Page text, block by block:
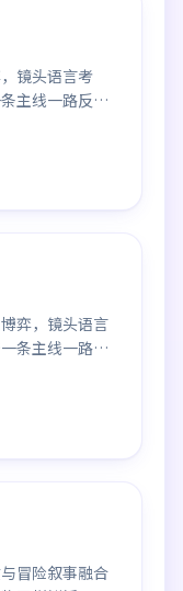
镜头语言考
主线一路反
拉满。
弈，镜头语言
条主线一路反
拉满。
冒险叙事融合